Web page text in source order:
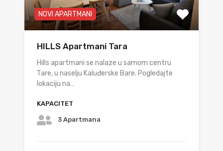
NOVI APARTMANI
HILLS Apartmani Tara
Hills apartmani se nalaze u samom centru
Tare, u naselju Kaluđerske Bare. Pogledajte
lokaciju na…
KAPACITET
3 Apartmana